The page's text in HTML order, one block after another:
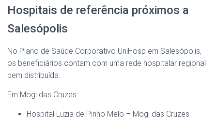
Hospitais de referência próximos a
Salesópolis
No Plano de Saúde Corporativo UniHosp em Salesópolis,
os beneficiários contam com uma rede hospitalar regional
bem distribuída.
Em Mogi das Cruzes:
Hospital Luzia de Pinho Melo – Mogi das Cruzes